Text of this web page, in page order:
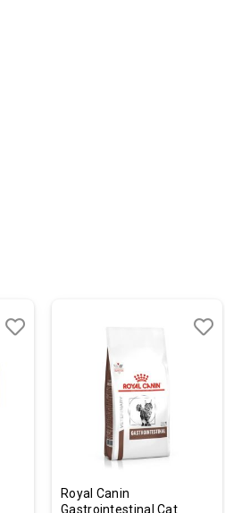
Royal Canin
Gastrointestinal Cat